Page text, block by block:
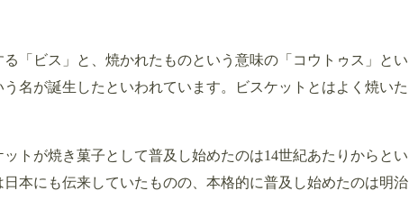
「ビス」と、焼かれたものという意味の「コウトゥス」とい
名が誕生したといわれています。ビスケットとはよく焼いた
トが焼き菓子として普及し始めたのは14世紀あたりからとい
本にも伝来していたものの、本格的に普及し始めたのは明治